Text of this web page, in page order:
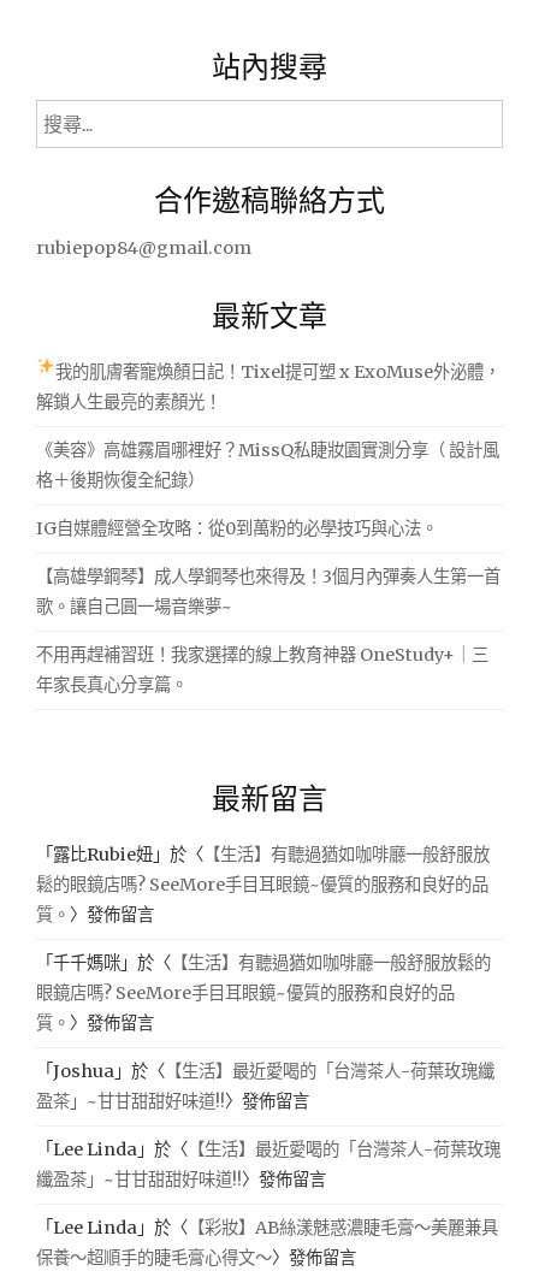
站內搜尋
搜
尋
合作邀稿聯絡方式
rubiepop84@gmail.com
最新文章
我的肌膚奢寵煥顏日記！Tixel提可塑 x ExoMuse外泌體，
解鎖人生最亮的素顏光！
《美容》高雄霧眉哪裡好？MissQ私睫妝園實測分享（ 設計風
格＋後期恢復全紀錄）
IG自媒體經營全攻略：從0到萬粉的必學技巧與心法。
【高雄學鋼琴】成人學鋼琴也來得及！3個月內彈奏人生第一首
歌。讓自己圓一場音樂夢~
不用再趕補習班！我家選擇的線上教育神器 OneStudy+｜三
年家長真心分享篇。
最新留言
「 露比Rubie妞 」於〈 【生活】有聽過猶如咖啡廳一般舒服放
鬆的眼鏡店嗎? SeeMore手目耳眼鏡~優質的服務和良好的品
質。 〉發佈留言
「千千媽咪 」於〈 【生活】有聽過猶如咖啡廳一般舒服放鬆的
眼鏡店嗎? SeeMore手目耳眼鏡~優質的服務和良好的品
質。 〉發佈留言
「Joshua 」於〈 【生活】最近愛喝的「台灣茶人-荷葉玫瑰纖
盈茶」~甘甘甜甜好味道!!〉發佈留言
「Lee Linda 」於〈 【生活】最近愛喝的「台灣茶人-荷葉玫瑰
纖盈茶」~甘甘甜甜好味道!!〉發佈留言
「Lee Linda 」於〈 【彩妝】AB絲漾魅惑濃睫毛膏～美麗兼具
保養～超順手的睫毛膏心得文～〉發佈留言